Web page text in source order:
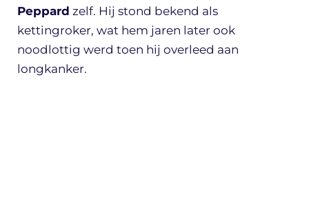
Peppard zelf. Hij stond bekend als
kettingroker, wat hem jaren later ook
noodlottig werd toen hij overleed aan
longkanker.